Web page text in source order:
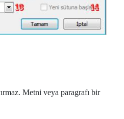
Metni veya paragrafı bir